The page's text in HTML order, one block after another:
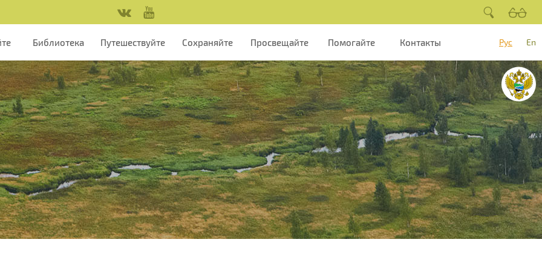
Библиотека Путешествуйте Сохраняйте Просвещайте Помогайте Контакты Рус En